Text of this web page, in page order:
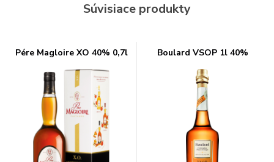
Súvisiace produkty
Pére Magloire XO 40% 0,7l Boulard VSOP 1l 40%